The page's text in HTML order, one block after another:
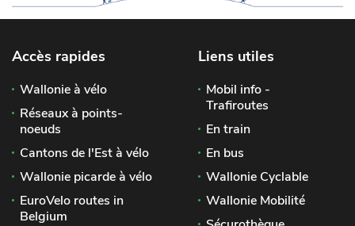
Accès rapides
Wallonie à vélo
Réseaux à points-
noeuds
Cantons de l'Est à vélo
Wallonie picarde à vélo
EuroVelo routes in
Belgium
Liens utiles
Mobil info -
Trafiroutes
En train
En bus
Wallonie Cyclable
Wallonie Mobilité